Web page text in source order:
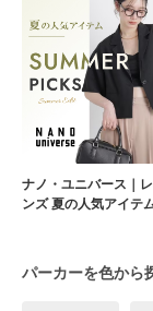
ナノ・ユニバース｜
ンズ 夏の人気アイテ
パーカーを色から